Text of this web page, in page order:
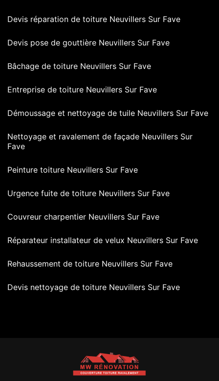
Devis réparation de toiture Neuvillers Sur Fave
Devis pose de gouttière Neuvillers Sur Fave
Bâchage de toiture Neuvillers Sur Fave
Entreprise de toiture Neuvillers Sur Fave
Démoussage et nettoyage de tuile Neuvillers Sur Fave
Nettoyage et ravalement de façade Neuvillers Sur
Fave
Peinture toiture Neuvillers Sur Fave
Urgence fuite de toiture Neuvillers Sur Fave
Couvreur charpentier Neuvillers Sur Fave
Réparateur installateur de velux Neuvillers Sur Fave
Rehaussement de toiture Neuvillers Sur Fave
Devis nettoyage de toiture Neuvillers Sur Fave